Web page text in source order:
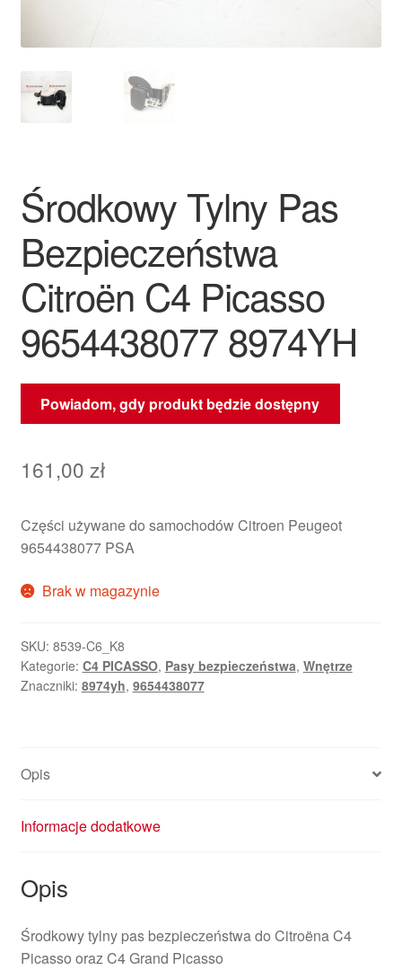
Skarga
Zasady i warunki
Środkowy Tylny Pas
Bezpieczeństwa
Citroën C4 Picasso
9654438077 8974YH
Powiadom, gdy produkt będzie dostępny
161,00 zł
Części używane do samochodów Citroen Peugeot
9654438077 PSA
Brak w magazynie
SKU: 8539-C6_K8
Kategorie: C4 PICASSO, Pasy bezpieczeństwa, Wnętrze
Znaczniki: 8974yh, 9654438077
Opis
Informacje dodatkowe
Opis
Środkowy tylny pas bezpieczeństwa do Citroëna C4
Picasso oraz C4 Grand Picasso